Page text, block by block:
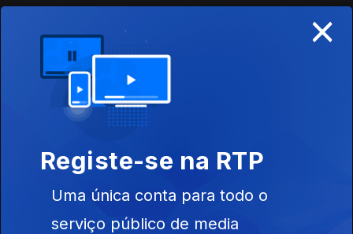
03 abr. 2023
Giant Steps / John Coltrane (sax)
John Coltrane 4teto - 1965
30 mar. 2023
×
Registe-se na RTP
Uma única conta para todo o
serviço público de media